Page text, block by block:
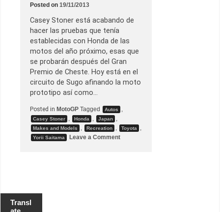
e
s
Posted on 19/11/2013
Casey Stoner está acabando de
hacer las pruebas que tenía
establecidas con Honda de las
motos del año próximo, esas que
se probarán después del Gran
Premio de Cheste. Hoy está en el
circuito de Sugo afinando la moto
prototipo así como…
Posted in MotoGP Tagged Autos ,
Casey Stoner , Honda , Japan ,
Makes and Models , Recreation , Toyota ,
Yorii Saitama Leave a Commento
Transl